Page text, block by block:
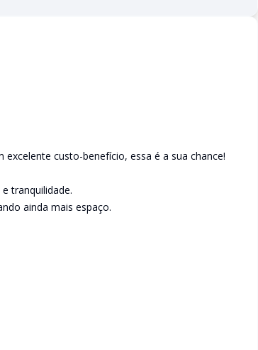
custo-benefício, essa é a sua chance!
tranquilidade.
ainda mais espaço.